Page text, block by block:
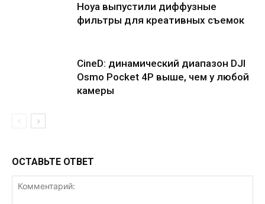
Hoya выпустили диффузные
фильтры для креативных съемок
CineD: динамический диапазон DJI
Osmo Pocket 4P выше, чем у любой
камеры
ОСТАВЬТЕ ОТВЕТ